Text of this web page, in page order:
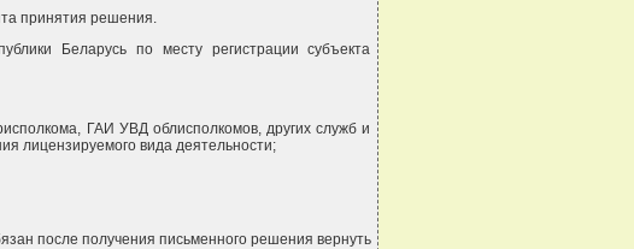
принятия решения.
Беларусь по месту регистрации субъекта
ГАИ УВД облисполкомов, других служб и
лицензируемого вида деятельности;
после получения письменного решения вернуть